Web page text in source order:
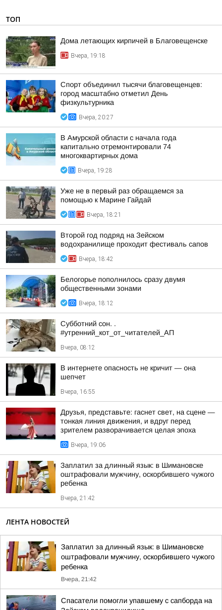
ТОП
Дома летающих кирпичей в Благовещенске
Вчера, 19:18
Спорт объединил тысячи благовещенцев:
город масштабно отметил День
физкультурника
Вчера, 20:27
В Амурской области с начала года
капитально отремонтировали 74
многоквартирных дома
Вчера, 19:28
Уже не в первый раз обращаемся за
помощью к Марине Гайдай
Вчера, 18:21
Второй год подряд на Зейском
водохранилище проходит фестиваль сапов
Вчера, 18:42
Белогорье пополнилось сразу двумя
общественными зонами
Вчера, 18:12
Субботний сон. .
#утренний_кот_от_читателей_АП
Вчера, 08:12
В интернете опасность не кричит — она
шепчет
Вчера, 16:55
Друзья, представьте: гаснет свет, на сцене —
тонкая линия движения, и вдруг перед
зрителем разворачивается целая эпоха
Вчера, 19:06
Заплатил за длинный язык: в Шимановске
оштрафовали мужчину, оскорбившего чужого
ребенка
Вчера, 21:42
ЛЕНТА НОВОСТЕЙ
Заплатил за длинный язык: в Шимановске
оштрафовали мужчину, оскорбившего чужого
ребенка
Вчера, 21:42
Спасатели помогли упавшему с сапборда на